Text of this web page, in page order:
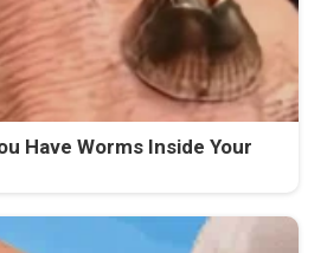
Have Worms Inside Your